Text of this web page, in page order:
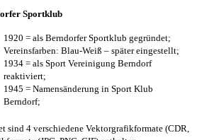
Sportklub
1920 = als Berndorfer Sportklub gegründet;
Vereinsfarben: Blau-Weiß – später eingestellt;
1934 = als Sport Vereinigung Berndorf
reaktiviert;
1945 = Namensänderung in Sport Klub
Berndorf;
sind 4 verschiedene Vektorgrafikformate (CDR,